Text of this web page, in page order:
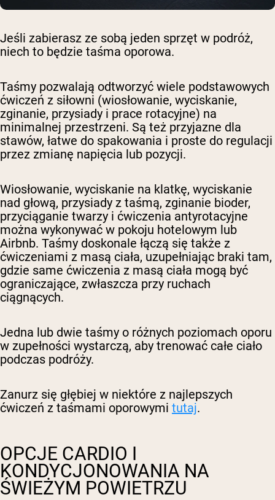
Jeśli zabierasz ze sobą jeden sprzęt w podróż,
niech to będzie taśma oporowa.
Taśmy pozwalają odtworzyć wiele podstawowych
ćwiczeń z siłowni (wiosłowanie, wyciskanie,
zginanie, przysiady i prace rotacyjne) na
minimalnej przestrzeni. Są też przyjazne dla
stawów, łatwe do spakowania i proste do regulacji
przez zmianę napięcia lub pozycji.
Wiosłowanie, wyciskanie na klatkę, wyciskanie
nad głową, przysiady z taśmą, zginanie bioder,
przyciąganie twarzy i ćwiczenia antyrotacyjne
można wykonywać w pokoju hotelowym lub
Airbnb. Taśmy doskonale łączą się także z
ćwiczeniami z masą ciała, uzupełniając braki tam,
gdzie same ćwiczenia z masą ciała mogą być
ograniczające, zwłaszcza przy ruchach
ciągnących.
Jedna lub dwie taśmy o różnych poziomach oporu
w zupełności wystarczą, aby trenować całe ciało
podczas podróży.
Zanurz się głębiej w niektóre z najlepszych
ćwiczeń z taśmami oporowymi tutaj.
OPCJE CARDIO I
KONDYCJONOWANIA NA
ŚWIEŻYM POWIETRZU